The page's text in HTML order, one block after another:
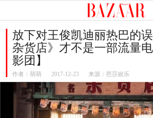
放下对王俊凯迪丽热巴的
杂货店》才不是一部流量
影团】
作者： 萌萌 2017-12-23 来源：芭莎娱乐